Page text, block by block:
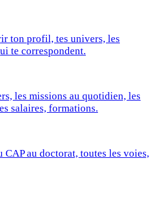
ton profil, tes univers, les
te correspondent.
les missions au quotidien, les
salaires, formations.
au doctorat, toutes les voies,